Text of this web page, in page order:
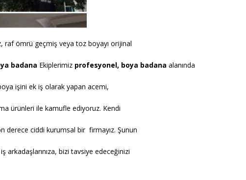
raf ömrü geçmiş veya toz boyayı orijinal
badana Ekiplerimiz profesyonel, boya badana alanında
işini ek iş olarak yapan acemi,
ürünleri ile kamufle ediyoruz. Kendi
derece ciddi kurumsal bir firmayız. Şunun
arkadaşlarınıza, bizi tavsiye edeceğinizi